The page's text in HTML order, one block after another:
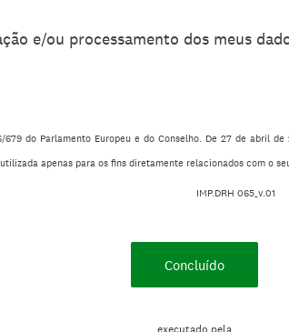
e/ou processamento dos meus
679 do Parlamento Europeu e do Conselho. De 27 de abril
apenas para os fins diretamente relacionados com o
065_v.01
Concluído